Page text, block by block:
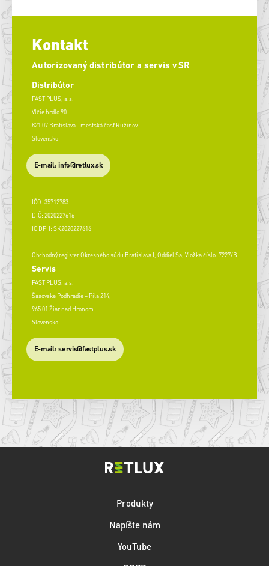
Kontakt
Autorizovaný distribútor a servis v SR
Distribútor
FAST PLUS, a.s.
Vlčie hrdlo 90
821 07 Bratislava - mestská časť Ružinov
Slovensko
E-mail: info@retlux.sk
IČO: 35712783
DIČ: 2020227616
IČ DPH: SK2020227616
Obchodný register Okresného súdu Bratislava I, Oddiel Sa, Vložka číslo: 7227/B
Servis
FAST PLUS, a.s.
Šášovské Podhradie – Píla 214,
965 01 Žiar nad Hronom
Slovensko
​E-mail: servis@fastplus.sk
Produkty
Napíšte nám
YouTube